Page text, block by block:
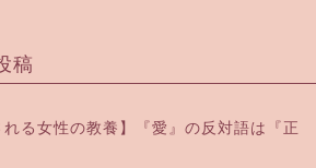
稿
れる女性の教養】『愛』の反対語は『正